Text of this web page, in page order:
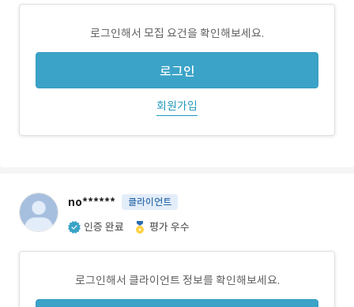
로그인해서 모집 요건을 확인해보세요.
로그인
회원가입
no****** 클라이언트
인증 완료 평가 우수
로그인해서 클라이언트 정보를 확인해보세요.